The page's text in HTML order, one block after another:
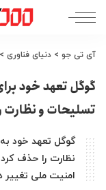
آی تی جو > دنیای فناوری >
گوگل تعهد خود
تسلیحات و نظارت
گوگل تعهد خود
نظارت را حذف
امنیت ملی تغییر